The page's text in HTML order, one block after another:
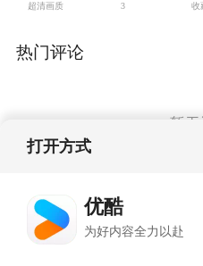
案的法律系
超清画质 3 收
热门评论
暂无
打开方式
优酷
为好内容全力以赴